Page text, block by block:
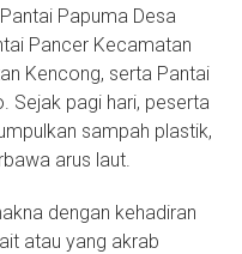
Papuma Desa
Pancer Kecamatan
Kencong, serta Pantai
Sejak pagi hari, peserta
sampah plastik,
arus laut.
dengan kehadiran
atau yang akrab